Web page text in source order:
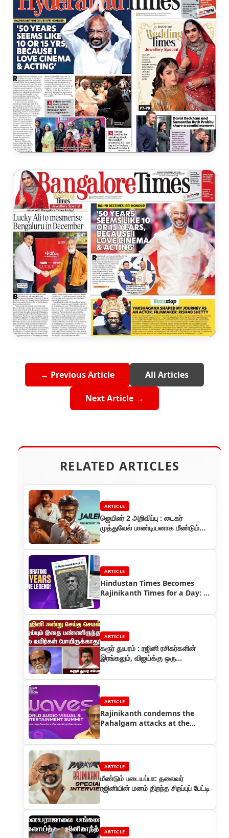
← Previous Article All Articles
Next Article →
RELATED ARTICLES
ARTICLE
ஜெயிலர் 2 அறிவிப்பு : டைகர்
முத்துவேல் பாண்டியனாக மீண்டும்
ARTICLE
Hindustan Times Becomes
Rajinikanth Times for a Day: A
ARTICLE
கரூர் துயரம் : ரஜினி ரசிகர்களின்
இரங்கலும், விஜய்க்கு ஒரு
ARTICLE
Rajinikanth condemns the
Pahalgam attacks at the
ARTICLE
மீண்டும் படையப்பா: தலைவர்
ரஜினியின் மனம் திறந்த சிறப்புப் பேட்டி
ARTICLE